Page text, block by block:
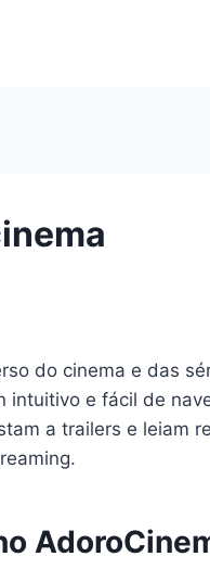
do cinema e das
e fácil de
a trailers e leiam